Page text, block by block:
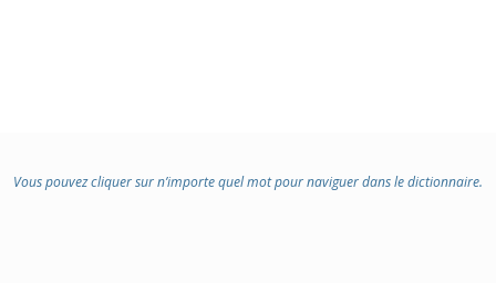
Vous pouvez cliquer sur n’importe quel mot pour naviguer dans le dictionnaire.